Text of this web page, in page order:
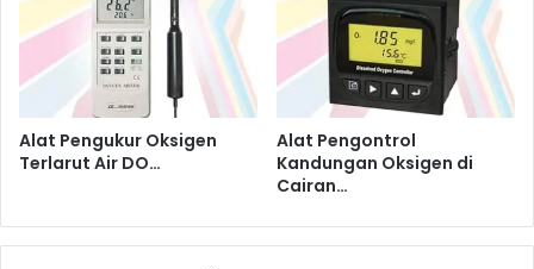
Alat Pengukur Oksigen
Terlarut Air DO…
Alat Pengontrol
Kandungan Oksigen di
Cairan…